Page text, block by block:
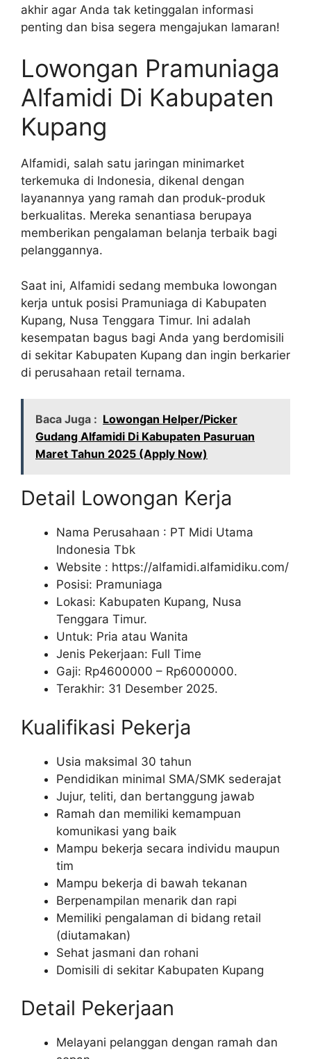
akhir agar Anda tak ketinggalan informasi
penting dan bisa segera mengajukan lamaran!
Lowongan Pramuniaga
Alfamidi Di Kabupaten
Kupang
Alfamidi, salah satu jaringan minimarket
terkemuka di Indonesia, dikenal dengan
layanannya yang ramah dan produk-produk
berkualitas. Mereka senantiasa berupaya
memberikan pengalaman belanja terbaik bagi
pelanggannya.
Saat ini, Alfamidi sedang membuka lowongan
kerja untuk posisi Pramuniaga di Kabupaten
Kupang, Nusa Tenggara Timur. Ini adalah
kesempatan bagus bagi Anda yang berdomisili
di sekitar Kabupaten Kupang dan ingin berkarier
di perusahaan retail ternama.
Baca Juga : Lowongan Helper/Picker
Gudang Alfamidi Di Kabupaten Pasuruan
Maret Tahun 2025 (Apply Now)
Detail Lowongan Kerja
Nama Perusahaan : PT Midi Utama
Indonesia Tbk
Website : https://alfamidi.alfamidiku.com/
Posisi: Pramuniaga
Lokasi: Kabupaten Kupang, Nusa
Tenggara Timur.
Untuk: Pria atau Wanita
Jenis Pekerjaan: Full Time
Gaji: Rp4600000 – Rp6000000.
Terakhir: 31 Desember 2025.
Kualifikasi Pekerja
Usia maksimal 30 tahun
Pendidikan minimal SMA/SMK sederajat
Jujur, teliti, dan bertanggung jawab
Ramah dan memiliki kemampuan
komunikasi yang baik
Mampu bekerja secara individu maupun
tim
Mampu bekerja di bawah tekanan
Berpenampilan menarik dan rapi
Memiliki pengalaman di bidang retail
(diutamakan)
Sehat jasmani dan rohani
Domisili di sekitar Kabupaten Kupang
Detail Pekerjaan
Melayani pelanggan dengan ramah dan